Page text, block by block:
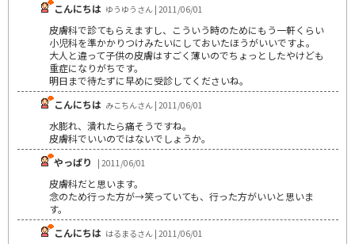
こんにちは ゆうゆうさん | 2011/06/01
皮膚科で診てもらえますし、こういう時のためにもう一軒くらい
小児科を準かかりつけみたいにしておいたほうがいいですよ。
大人と違って子供の皮膚はすごく薄いのでちょっとしたやけども
重症になりがちです。
明日まで待たずに早めに受診してくださいね。
こんにちは みこちんさん | 2011/06/01
水膨れ、潰れたら痛そうですね。
皮膚科でいいのではないでしょうか。
やっぱり
| 2011/06/01
皮膚科だと思います。
念のため行った方が→笑っていても、行った方がいいと思いま
す。
こんにちは はるまるさん | 2011/06/01